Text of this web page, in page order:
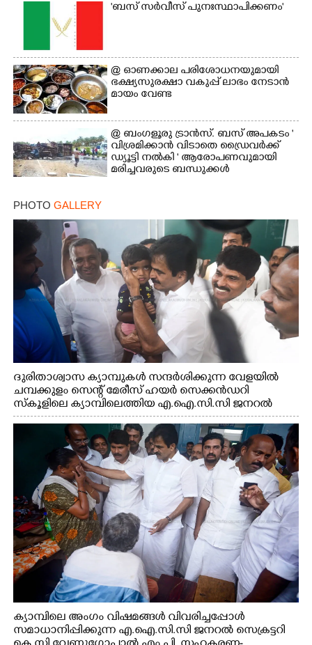
'ബസ് സർവീസ് പുനഃസ്ഥാപിക്കണം'
@​​​​​​​ ഓണക്കാല പരിശോധനയുമായി
ഭക്ഷ്യസുരക്ഷാ വകുപ്പ് ലാഭം നേടാൻ
മായം വേണ്ട
@ ബംഗളൂരു ട്രാൻസ്. ബസ് അപകടം '
വി​ശ്ര​മിക്കാൻ വിടാതെ ഡ്രൈ​വ​ർ​ക്ക്
ഡ്യൂട്ടി നൽകി ' ആരോപണവുമായി
മരിച്ചവരുടെ ബന്ധുക്കൾ
PHOTO GALLERY
ദുരിതാശ്വാസ ക്യാമ്പുകൾ സന്ദർശിക്കുന്ന വേളയിൽ
ചമ്പക്കുളം സെന്റ് മേരീസ് ഹയർ സെക്കൻഡറി
സ്കൂളിലെ ക്യാമ്പിലെത്തിയ എ.ഐ.സി.സി ജനറൽ
സെക്രട്ടറി കെ.സി വേണുഗോപാൽ എം.പി കുരുന്നിനെ
എടുത്ത് ലാളിച്ചപ്പോൾ. സഹകരണ-എക്സൈസ്
വകുപ്പ് മന്ത്രി എം. ലിജു, കൃഷിവകുപ്പ് മന്ത്രി ടി. സിദ്ദിഖ്,
റെജി ചെറിയാൻ എം. എൽ. എ എന്നിവർ സമീപം
ക്യാമ്പിലെ അംഗം വിഷമങ്ങൾ വിവരിച്ചപ്പോൾ
സമാധാനിപ്പിക്കുന്ന എ.ഐ.സി.സി ജനറൽ സെക്രട്ടറി